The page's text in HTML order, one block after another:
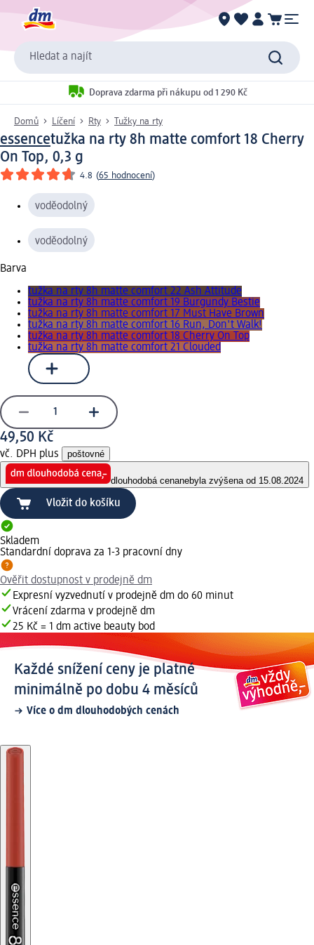
Hledat a najít
Doprava zdarma při nákupu od 1 290 Kč
Domů Líčení Rty Tužky na rty
essencetužka na rty 8h matte comfort 18 Cherry
On Top, 0,3 g
4.8 (65 hodnocení)
voděodolný
voděodolný
Barva
tužka na rty 8h matte comfort 22 Ash Attitude
tužka na rty 8h matte comfort 19 Burgundy Bestie
tužka na rty 8h matte comfort 17 Must Have Brown
tužka na rty 8h matte comfort 16 Run, Don't Walk!
tužka na rty 8h matte comfort 18 Cherry On Top
tužka na rty 8h matte comfort 21 Clouded
49,50 Kč
vč. DPH plus poštovné
dlouhodobá cenanebyla zvýšena od 15.08.2024
Vložit do košíku
Skladem
Standardní doprava za 1-3 pracovní dny
Ověřit dostupnost v prodejně dm
Expresní vyzvednutí v prodejně dm do 60 minut
Vrácení zdarma v prodejně dm
25 Kč = 1 dm active beauty bod
Každé snížení ceny je platné
minimálně po dobu 4 měsíců
Více o dm dlouhodobých cenách